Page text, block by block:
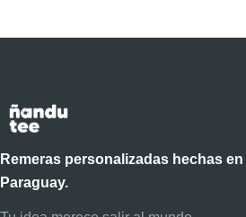
Remeras personalizadas hechas en
Paraguay.